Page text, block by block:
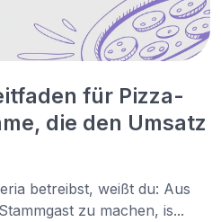
für Pizza-
die den Umsatz
betreibst, weißt du: Aus
zu machen, is...